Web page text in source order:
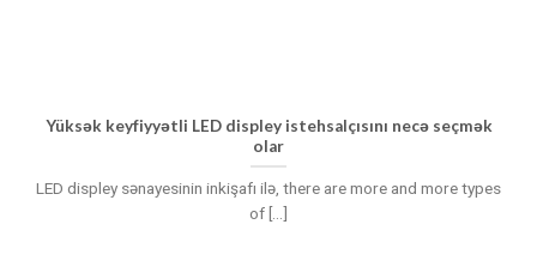
Yüksək keyfiyyətli LED displey istehsalçısını necə seçmək
olar
LED displey sənayesinin inkişafı ilə, there are more and more types
of[...]